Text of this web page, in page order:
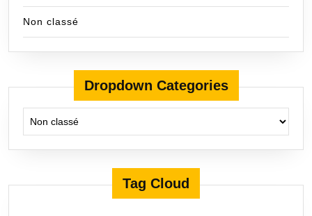
Non classé
Dropdown Categories
Tag Cloud